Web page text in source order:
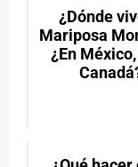
¿Dónde
Mariposa
¿En México,